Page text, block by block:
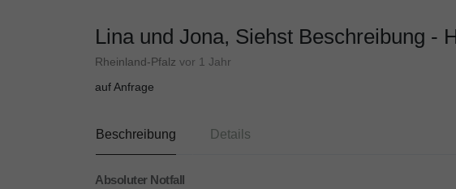
Lina und Jona, Siehst Beschreibung -
Rheinland-Pfalz vor 1 Jahr
auf Anfrage
Beschreibung Details
Absoluter Notfall